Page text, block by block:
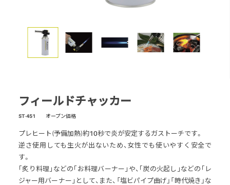
アクセサリー
パーツ・部品
フィールドチャッカー
ST-451 オープン価格
プレヒート(予備加熱)約10秒で炎が安定するガストーチです。
逆さ使用しても生火が出ないため、女性でも使いやすく安全で
す。
｢炙り料理｣などの｢お料理バーナー｣や、｢炭の火起し｣などの｢レ
ジャー用バーナー｣として、また、「塩ビパイプ曲げ」「時代焼き」な